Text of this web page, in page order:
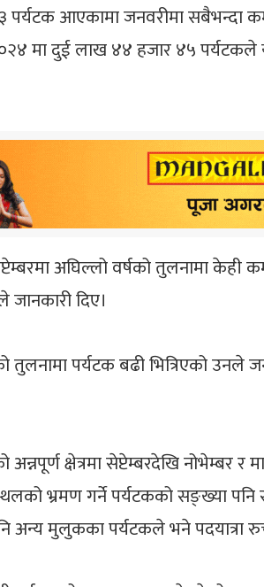
आएकामा जनवरीमा सबैभन्दा कम
मा दुई लाख ४४ हजार ४५ पर्यटकले
अघिल्लो वर्षको तुलनामा केही
दिए।
तुलनामा पर्यटक बढी भित्रिएको
अन्नपूर्ण क्षेत्रमा सेप्टेम्बरदेखि
भ्रमण गर्ने पर्यटकको सङ्ख्या
अन्य मुलुकका पर्यटकले भने पदयात्रा